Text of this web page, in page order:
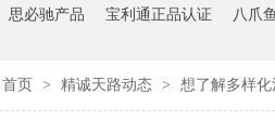
思必驰产品 宝利通正品认证 八爪
首页 > 精诚天路动态 > 想了解多样